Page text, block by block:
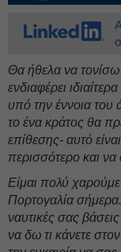
Θα ήθελα να τονίσω
ενδιαφέρει
υπό την έννοια του
το ένα κράτος θα
επίθεσης- αυτό
περισσότερο και να
Είμαι πολύ
Πορτογαλία
ναυτικές σας
να δω τι κάνετε